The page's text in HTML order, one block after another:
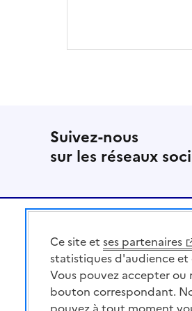
Suivez-nous
sur les réseaux
Pied de page
MINISTÈRE
DE L'AGRICULTURE
DE L'AGRO-
ET DE LA
ALIMENTAIRE
Ce site et ses partenaires
statistiques d'audience
Vous pouvez accepter ou
bouton correspondant.